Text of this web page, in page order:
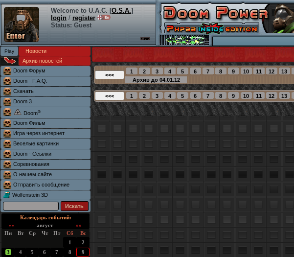
Welcome to U.A.C. [O.S.A.]
login / register
Status: Guest
Новости
Архив новостей
Doom Форум
Doom - F.A.Q.
Скачать
Doom 3
Doom®
Doom Фильм
Игра через интернет
Веселые картинки
Doom - Ссылки
Соревнования
О нашем сайте
Отправить сообщение
Wolfenstein 3D
Календарь событий:
««
август
»»
Пн
Вт Ср Чт Пт Сб
Вс
1
2
3
4 5 6 7 8
9